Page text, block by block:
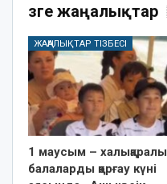
Өзге жаңалықтар
ЖАҢАЛЫҚТАР ТІЗБЕСІ
1 маусым – халықаралық
балаларды қорғау күні